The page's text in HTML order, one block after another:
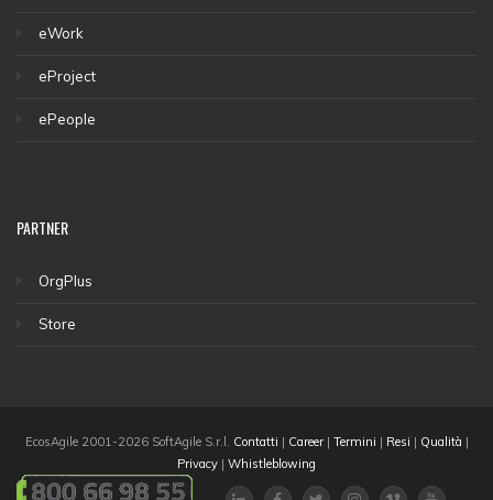
eWork
eProject
ePeople
PARTNER
OrgPlus
Store
EcosAgile 2001-2026 SoftAgile S.r.l. Contatti | Career| Termini | Resi | Qualità |
Privacy | Whistleblowing